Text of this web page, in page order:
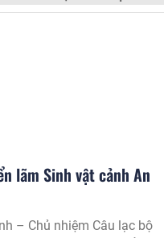
lãm Sinh vật cảnh An
– Chủ nhiệm Câu lạc bộ